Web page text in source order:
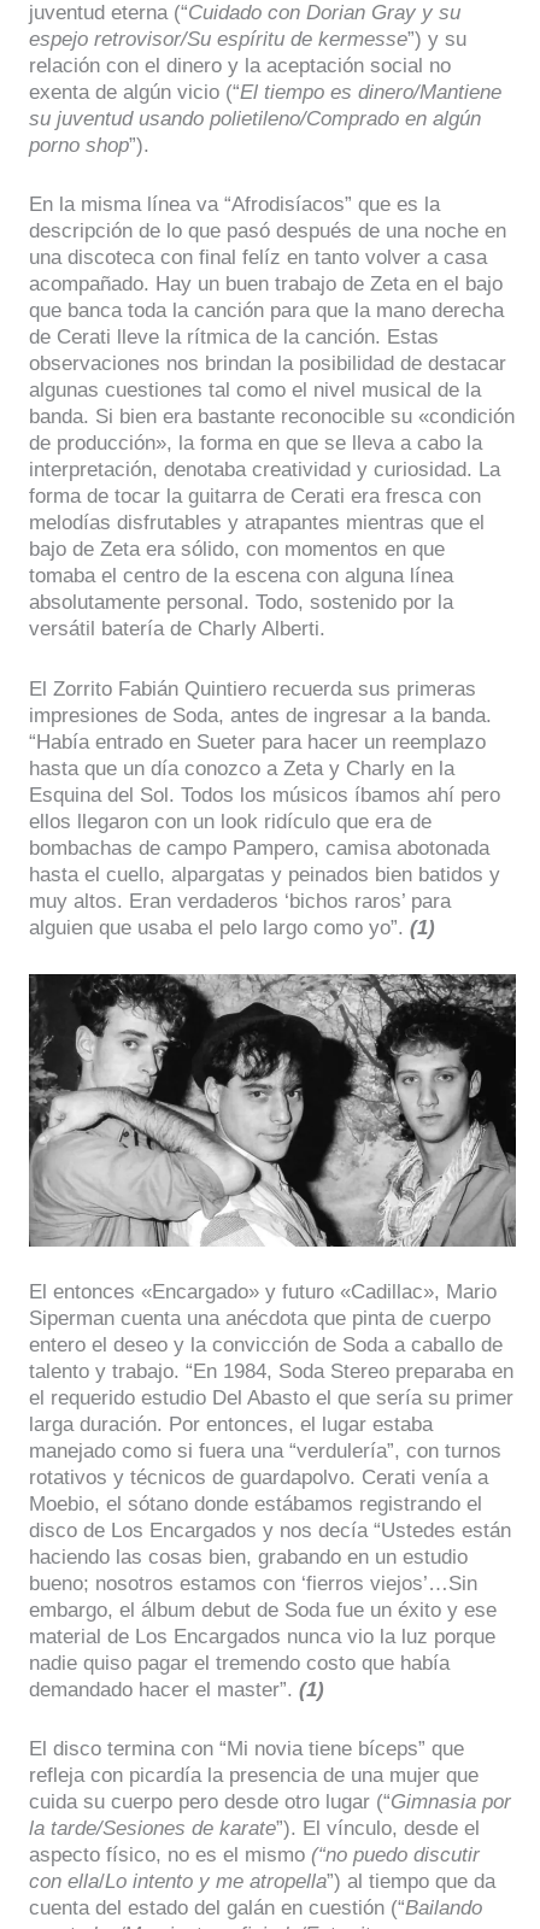
juventud eterna (“Cuidado con Dorian Gray y su
espejo retrovisor/Su espíritu de kermesse”) y su
relación con el dinero y la aceptación social no
exenta de algún vicio (“El tiempo es dinero/Mantiene
su juventud usando polietileno/Comprado en algún
porno shop”).
En la misma línea va “Afrodisíacos” que es la
descripción de lo que pasó después de una noche en
una discoteca con final felíz en tanto volver a casa
acompañado. Hay un buen trabajo de Zeta en el bajo
que banca toda la canción para que la mano derecha
de Cerati lleve la rítmica de la canción. Estas
observaciones nos brindan la posibilidad de destacar
algunas cuestiones tal como el nivel musical de la
banda. Si bien era bastante reconocible su «condición
de producción», la forma en que se lleva a cabo la
interpretación, denotaba creatividad y curiosidad. La
forma de tocar la guitarra de Cerati era fresca con
melodías disfrutables y atrapantes mientras que el
bajo de Zeta era sólido, con momentos en que
tomaba el centro de la escena con alguna línea
absolutamente personal. Todo, sostenido por la
versátil batería de Charly Alberti.
El Zorrito Fabián Quintiero recuerda sus primeras
impresiones de Soda, antes de ingresar a la banda.
“Había entrado en Sueter para hacer un reemplazo
hasta que un día conozco a Zeta y Charly en la
Esquina del Sol. Todos los músicos íbamos ahí pero
ellos llegaron con un look ridículo que era de
bombachas de campo Pampero, camisa abotonada
hasta el cuello, alpargatas y peinados bien batidos y
muy altos. Eran verdaderos ‘bichos raros’ para
alguien que usaba el pelo largo como yo”. (1)
El entonces «Encargado» y futuro «Cadillac», Mario
Siperman cuenta una anécdota que pinta de cuerpo
entero el deseo y la convicción de Soda a caballo de
talento y trabajo. “En 1984, Soda Stereo preparaba en
el requerido estudio Del Abasto el que sería su primer
larga duración. Por entonces, el lugar estaba
manejado como si fuera una “verdulería”, con turnos
rotativos y técnicos de guardapolvo. Cerati venía a
Moebio, el sótano donde estábamos registrando el
disco de Los Encargados y nos decía “Ustedes están
haciendo las cosas bien, grabando en un estudio
bueno; nosotros estamos con ‘fierros viejos’…Sin
embargo, el álbum debut de Soda fue un éxito y ese
material de Los Encargados nunca vio la luz porque
nadie quiso pagar el tremendo costo que había
demandado hacer el master”. (1)
El disco termina con “Mi novia tiene bíceps” que
refleja con picardía la presencia de una mujer que
cuida su cuerpo pero desde otro lugar (“Gimnasia por
la tarde/Sesiones de karate”). El vínculo, desde el
aspecto físico, no es el mismo (“no puedo discutir
con ella/Lo intento y me atropella”) al tiempo que da
cuenta del estado del galán en cuestión (“Bailando